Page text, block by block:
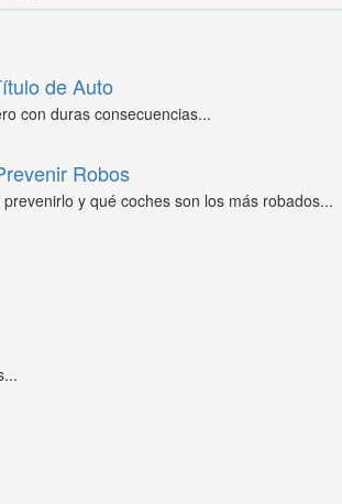
de Auto
con duras consecuencias...
Robos
y qué coches son los más robados...